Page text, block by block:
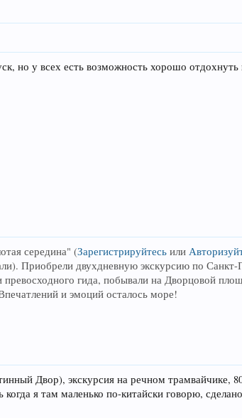
но у всех есть возможность хорошо
середина"(Зарегистрируйтесь или
Приобрели двухдневную экскурсию по
гида, побывали на Дворцовой
и эмоций осталось море!
Двор), экскурсия на речном трамвайчике,
я там маленько по-китайски говорю,